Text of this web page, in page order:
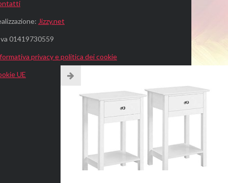
Jizzy.net
01419730559
privacy e politica dei cookie
UE